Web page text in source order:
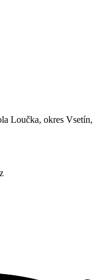
Loučka, okres Vsetín,